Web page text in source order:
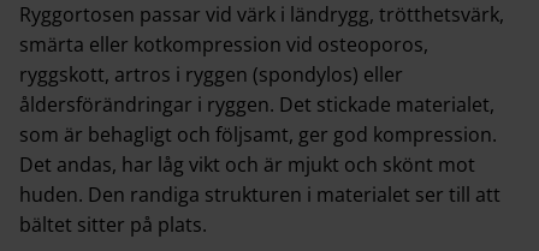
Ryggortosen passar vid värk i ländrygg, trötthetsvärk,
smärta eller kotkompression vid osteoporos,
ryggskott, artros i ryggen (spondylos) eller
åldersförändringar i ryggen. Det stickade materialet,
som är behagligt och följsamt, ger god kompression.
Det andas, har låg vikt och är mjukt och skönt mot
huden. Den randiga strukturen i materialet ser till att
bältet sitter på plats.